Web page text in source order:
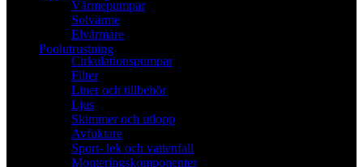
Värmepumpar
Solvärme
Elvärmare
Poolutrustning
Cirkulationspumpar
Filter
Liner och tillbehör
Ljus
Skimmer och utlopp
Avfuktare
Sport- lek och vattenfall
Monteringskomponenter